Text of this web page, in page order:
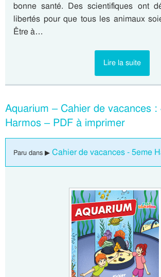
bonne santé. Des scientifiques ont
libertés pour que tous les animaux
Être à…
Lire la suite
Aquarium – Cahier de vacances
Harmos – PDF à imprimer
Paru dans ▶ Cahier de vacances - 5eme